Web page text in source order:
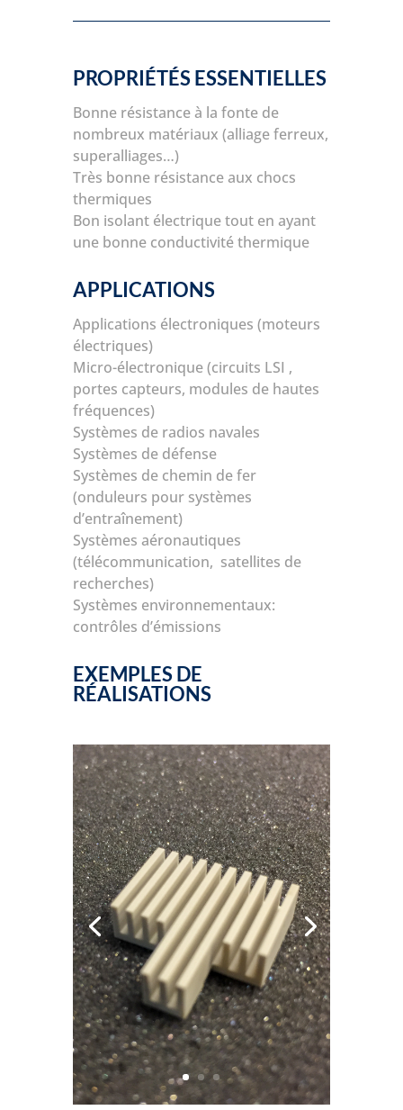
PROPRIÉTÉS ESSENTIELLES
Bonne résistance à la fonte de
nombreux matériaux (alliage ferreux,
superalliages…)
Très bonne résistance aux chocs
thermiques
Bon isolant électrique tout en ayant
une bonne conductivité thermique
APPLICATIONS
Applications électroniques (moteurs
électriques)
Micro-électronique (circuits LSI ,
portes capteurs, modules de hautes
fréquences)
Systèmes de radios navales
Systèmes de défense
Systèmes de chemin de fer
(onduleurs pour systèmes
d’entraînement)
Systèmes aéronautiques
(télécommunication, satellites de
recherches)
Systèmes environnementaux:
contrôles d’émissions
EXEMPLES DE
RÉALISATIONS